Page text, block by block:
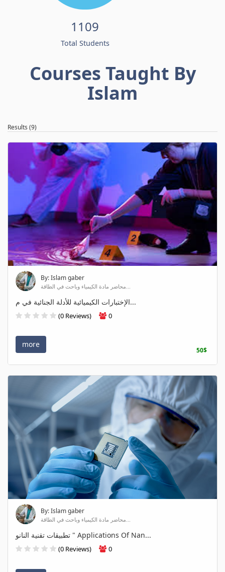
1109
Total Students
Courses Taught By
Islam
Results (9)
By: Islam gaber
محاضر مادة الكيمياء وباحث في الطاقة...
الإختبارات الكيميائية للأدلة الجنائية في م...
(0 Reviews) 0
more
50$
By: Islam gaber
محاضر مادة الكيمياء وباحث في الطاقة...
تطبيقات تقنية النانو " Applications Of Nan...
(0 Reviews) 0